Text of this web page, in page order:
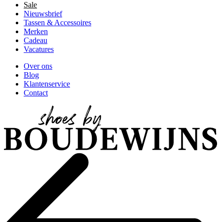
Sale
Nieuwsbrief
Tassen & Accessoires
Merken
Cadeau
Vacatures
Over ons
Blog
Klantenservice
Contact